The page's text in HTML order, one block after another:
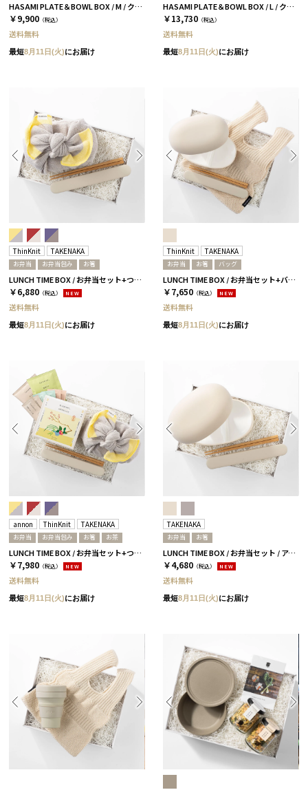
HASAMI PLATE＆BOWL BOX / M / クリア［ハサミポーセリン］
￥9,900 （税込）
送料無料
最短8月11日(火)にお届け
HASAMI PLATE＆BOWL BOX / L / クリア［ハサミポーセリン］
￥13,730 （税込）
送料無料
最短8月11日(火)にお届け
ThinKnit TAKENAKA
お弁当 お弁当包み お箸
LUNCH TIME BOX / お弁当セット+つつみ / イエロー
￥6,880 （税込） NEW
送料無料
最短8月11日(火)にお届け
ThinKnit TAKENAKA
お弁当 お箸 バッグ
LUNCH TIME BOX / お弁当セット+バッグ / アイボリー
￥7,650 （税込） NEW
送料無料
最短8月11日(火)にお届け
annon ThinKnit TAKENAKA
お弁当 お弁当包み お箸 お茶
LUNCH TIME BOX / お弁当セット+つつみ+お茶アソート / イエロー
￥7,980 （税込） NEW
送料無料
最短8月11日(火)にお届け
TAKENAKA
お弁当 お箸
LUNCH TIME BOX / お弁当セット / アイボリー
￥4,680 （税込） NEW
送料無料
最短8月11日(火)にお届け